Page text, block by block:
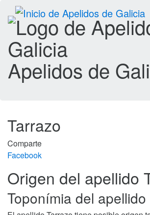
Apelidos de
Tarrazo
Comparte
Facebook
Origen del apellido
Toponímia del apellido